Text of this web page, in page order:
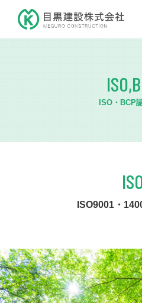
ISO・BCP
ISO9001・